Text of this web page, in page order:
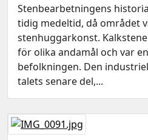
Stenbearbetningens
tidig medeltid, då området
stenhuggarkonst.
för olika andamål och var
befolkningen. Den
talets senare del,...